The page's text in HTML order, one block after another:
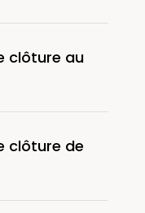
clôture au
clôture de